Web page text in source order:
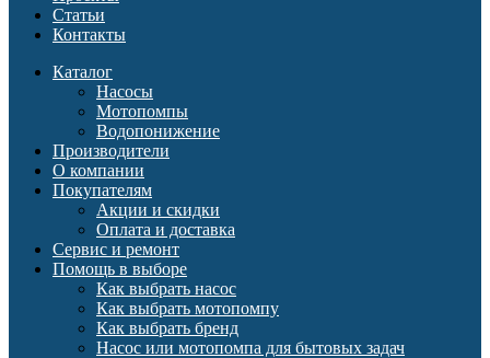
Статьи
Контакты
Каталог
Насосы
Мотопомпы
Водопонижение
Производители
О компании
Покупателям
Акции и скидки
Оплата и доставка
Сервис и ремонт
Помощь в выборе
Как выбрать насос
Как выбрать мотопомпу
Как выбрать бренд
Насос или мотопомпа для бытовых задач